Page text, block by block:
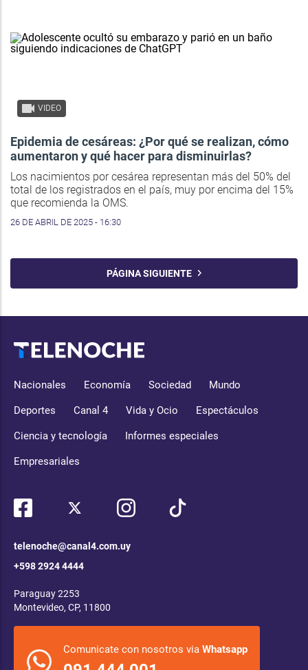
VIDEO
Epidemia de cesáreas: ¿Por qué se realizan, cómo
aumentaron y qué hacer para disminuirlas?
Los nacimientos por cesárea representan más del 50% del
total de los registrados en el país, muy por encima del 15%
que recomienda la OMS.
26 DE ABRIL DE 2025 - 16:30
PÁGINA SIGUIENTE
Nacionales Economía Sociedad Mundo
Deportes Canal 4 Vida y Ocio Espectáculos
Ciencia y tecnología Informes especiales
Empresariales
telenoche@canal4.com.uy
+598 2924 4444
Paraguay 2253
Montevideo, CP, 11800
Comunicate con nosotros via Whatsapp